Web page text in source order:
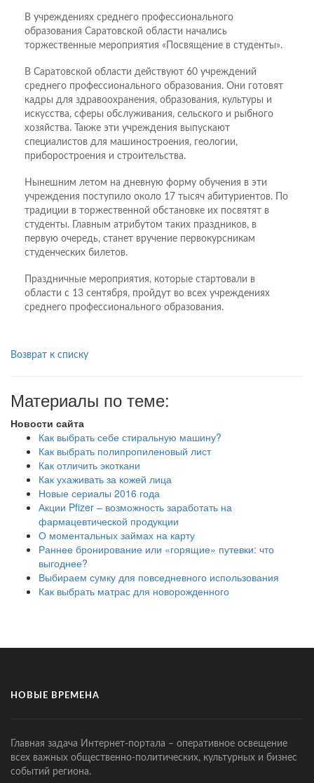
В учреждениях среднего профессионального
образования Саратовской области начались
торжественные мероприятия «Посвящение в студенты».
В Саратовской области действуют 60 учреждений
среднего профессионального образования. Они готовят
кадры для здравоохранения, образования, культуры и
искусства, сферы обслуживания, сельского и рыбного
хозяйства. Также эти учреждения выпускают
специалистов для машиностроения, геологии,
приборостроения и строительства.
Нынешним летом на дневную форму обучения в эти
учреждения поступило около 17 тысяч абитуриентов. По
традиции в торжественной обстановке их посвятят в
студенты. Главным атрибутом таких праздников, в
первую очередь, станет вручение первокурсникам
студенческих билетов.
Праздничные мероприятия, которые стартовали в
области с 13 сентября, пройдут во всех учреждениях
среднего профессионального образования.
Возврат к списку
Материалы по теме:
Новости сайта
Как выбрать себе стиральную машину?
Как выбрать полипропиленовый лист
Как отличить экоткани
Как ухаживать за кожей лица
Новые сериалы 2016 года
Акции Pfizer – возможность заработать на
фармацевтической продукции
О моментальных займах на карту
Раннее бронирование или «горящие» путевки: что
выгоднее?
Выбираем сумку для повседневного использования
Как выбрать матрас для новорожденного
НОВЫЕ ВРЕМЕНА
Главная задача Интернет-портала – оперативное освещение
всех важных общественно-политических, культурных и бизнес
событий региона.